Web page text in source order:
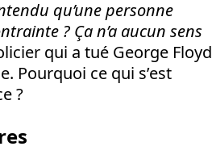
qu’une personne
? Ça n’a aucun sens
qui a tué George Floyd
Pourquoi ce qui s’est
?